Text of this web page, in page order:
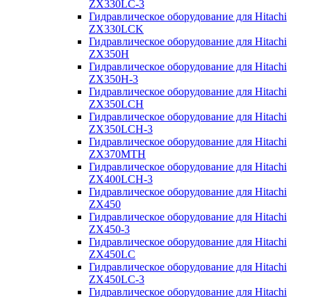
ZX330LC-3
Гидравлическое оборудование для Hitachi
ZX330LCK
Гидравлическое оборудование для Hitachi
ZX350H
Гидравлическое оборудование для Hitachi
ZX350H-3
Гидравлическое оборудование для Hitachi
ZX350LCH
Гидравлическое оборудование для Hitachi
ZX350LCH-3
Гидравлическое оборудование для Hitachi
ZX370MTH
Гидравлическое оборудование для Hitachi
ZX400LCH-3
Гидравлическое оборудование для Hitachi
ZX450
Гидравлическое оборудование для Hitachi
ZX450-3
Гидравлическое оборудование для Hitachi
ZX450LC
Гидравлическое оборудование для Hitachi
ZX450LC-3
Гидравлическое оборудование для Hitachi